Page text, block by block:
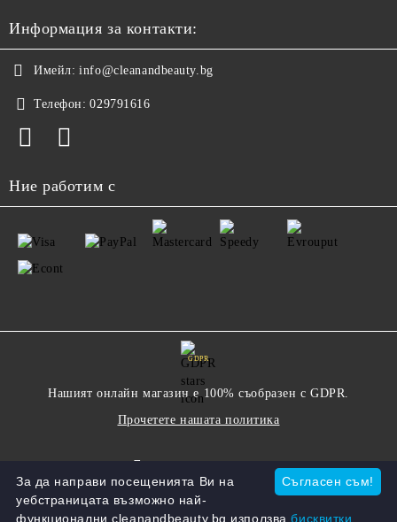
Информация за контакти:
Имейл: info@cleanandbeauty.bg
Телефон: 029791616
Ние работим с
GDPR
Нашият онлайн магазин е 100% съобразен с GDPR.
Прочетете нашата политика
Съгласен съм!
За да направи посещенията Ви на
уебстраницата възможно най-
функционални cleanandbeauty.bg използвабисквитки.